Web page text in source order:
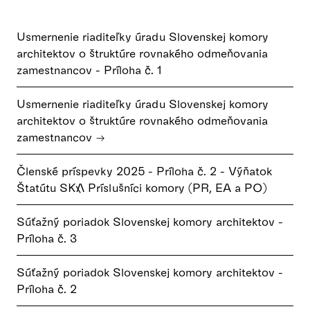
Usmernenie riaditeľky úradu Slovenskej komory
architektov o štruktúre rovnakého odmeňovania
zamestnancov - Príloha č. 1
Usmernenie riaditeľky úradu Slovenskej komory
architektov o štruktúre rovnakého odmeňovania
zamestnancov →
Členské príspevky 2025 - Príloha č. 2 - Výňatok
Štatútu SKA Príslušníci komory (PR, EA a PO)
Súťažný poriadok Slovenskej komory architektov -
Príloha č. 3
Súťažný poriadok Slovenskej komory architektov -
Príloha č. 2